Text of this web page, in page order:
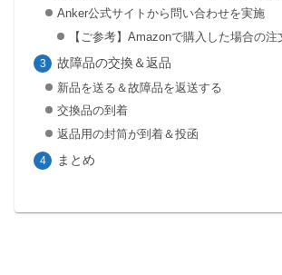
Anker公式サイトから問い合わせを実施
【ご参考】Amazonで購入した場合の注
故障品の交換＆返品
新品を送る＆故障品を返送する
交換品の到着
返品用の封筒が到着＆投函
まとめ